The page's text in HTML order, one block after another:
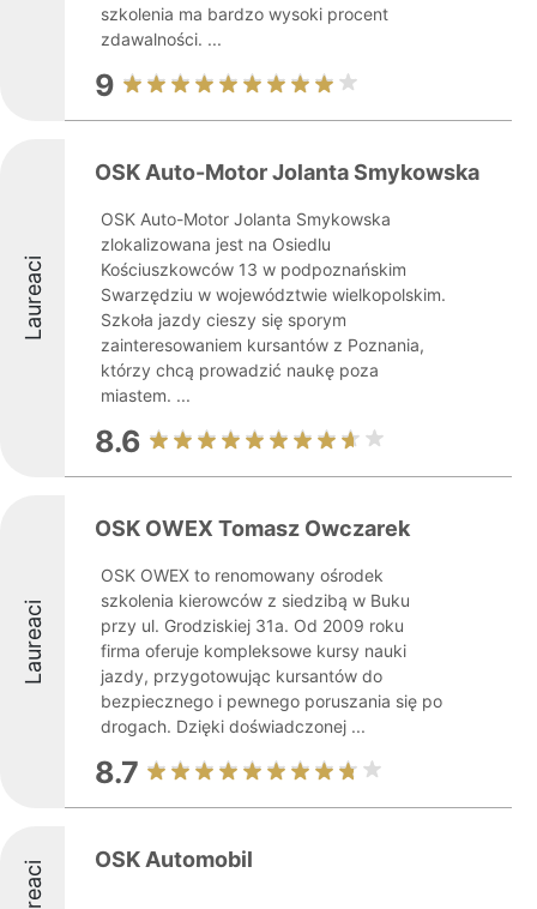
szkolenia ma bardzo wysoki procent
zdawalności. ...
9
Laureaci
OSK Auto-Motor Jolanta Smykowska
OSK Auto-Motor Jolanta Smykowska
zlokalizowana jest na Osiedlu
Kościuszkowców 13 w podpoznańskim
Swarzędziu w województwie wielkopolskim.
Szkoła jazdy cieszy się sporym
zainteresowaniem kursantów z Poznania,
którzy chcą prowadzić naukę poza
miastem. ...
8.6
Laureaci
OSK OWEX Tomasz Owczarek
OSK OWEX to renomowany ośrodek
szkolenia kierowców z siedzibą w Buku
przy ul. Grodziskiej 31a. Od 2009 roku
firma oferuje kompleksowe kursy nauki
jazdy, przygotowując kursantów do
bezpiecznego i pewnego poruszania się po
drogach. Dzięki doświadczonej ...
8.7
OSK Automobil